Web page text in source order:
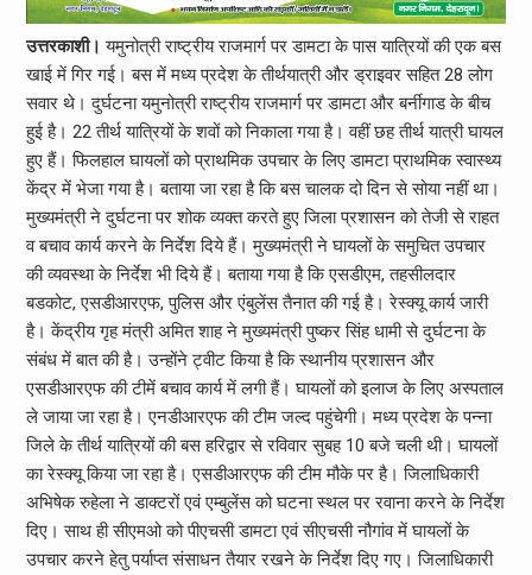
उत्तरकाशी। यमुनोत्री राष्ट्रीय राजमार्ग पर डामटा के पास यात्रियों की एक बस
खाई में गिर गई। बस में मध्‍य प्रदेश के तीर्थयात्री और ड्राइवर सहित 28 लोग
सवार थे। दुर्घटना यमुनोत्री राष्ट्रीय राजमार्ग पर डामटा और बर्नीगाड के बीच
हुई है। 22 तीर्थ यात्रियों के शवों को निकाला गया है। वहीं छह तीर्थ यात्री घायल
हुए हैं। फिलहाल घायलों को प्राथमिक उपचार के लिए डामटा प्राथमिक स्वास्थ्य
केंद्र में भेजा गया है। बताया जा रहा है कि बस चालक दो दिन से सोया नहीं था।
मुख्यमंत्री ने दुर्घटना पर शोक व्यक्त करते हुए जिला प्रशासन को तेजी से राहत
व बचाव कार्य करने के निर्देश दिये हैं। मुख्यमंत्री ने घायलों के समुचित उपचार
की व्यवस्था के निर्देश भी दिये हैं। बताया गया है कि एसडीएम, तहसीलदार
बडकोट, एसडीआरएफ, पुलिस और एंबुलेंस तैनात की गई है। रेस्क्यू कार्य जारी
है। केंद्रीय गृह मंत्री अमित शाह ने मुख्यमंत्री पुष्कर सिंह धामी से दुर्घटना के
संबंध में बात की है। उन्‍होंने ट्वीट किया है कि स्थानीय प्रशासन और
एसडीआरएफ की टीमें बचाव कार्य में लगी हैं। घायलों को इलाज के लिए अस्पताल
ले जाया जा रहा है। एनडीआरएफ की टीम जल्द पहुंचेगी। मध्य प्रदेश के पन्ना
जिले के तीर्थ यात्रियों की बस हरिद्वार से रविवार सुबह 10 बजे चली थी। घायलों
का रेस्क्यू किया जा रहा है। एसडीआरएफ की टीम मौके पर है। जिलाधिकारी
अभिषेक रुहेला ने डाक्टरों एवं एम्बुलेंस को घटना स्थल पर रवाना करने के निर्देश
दिए। साथ ही सीएमओ को पीएचसी डामटा एवं सीएचसी नौगांव में घायलों के
उपचार करने हेतु पर्याप्त संसाधन तैयार रखने के निर्देश दिए गए। जिलाधिकारी